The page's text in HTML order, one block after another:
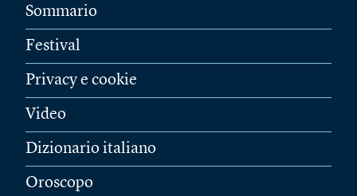
Sommario
Festival
Privacy e cookie
Video
Dizionario italiano
Oroscopo